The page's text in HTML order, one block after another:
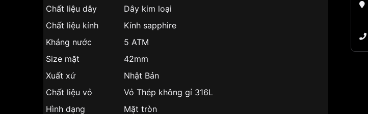
Chất liệu dây
Dây kim loại
Chất liệu kính
Kính sapphire
Kháng nước
5 ATM
Size mặt
42mm
Xuất xứ
Nhật Bản
Chất liệu vỏ
Vỏ Thép không gỉ 316L
Hình dạng
Mặt tròn